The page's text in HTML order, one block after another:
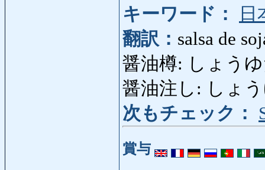
キーワード：
日
翻訳： salsa de
醤油樽: しょうゆ
醤油注し: しょう
次もチェック：
賞与